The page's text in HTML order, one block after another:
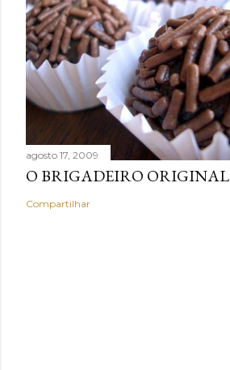
agosto 17, 2009
O BRIGADEIRO ORIGINAL
Compartilhar